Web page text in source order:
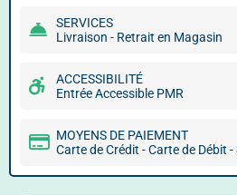
SERVICES
Livraison - Retrait en Magasin
ACCESSIBILITÉ
Entrée Accessible PMR
MOYENS DE PAIEMENT
Carte de Crédit - Carte de Débit